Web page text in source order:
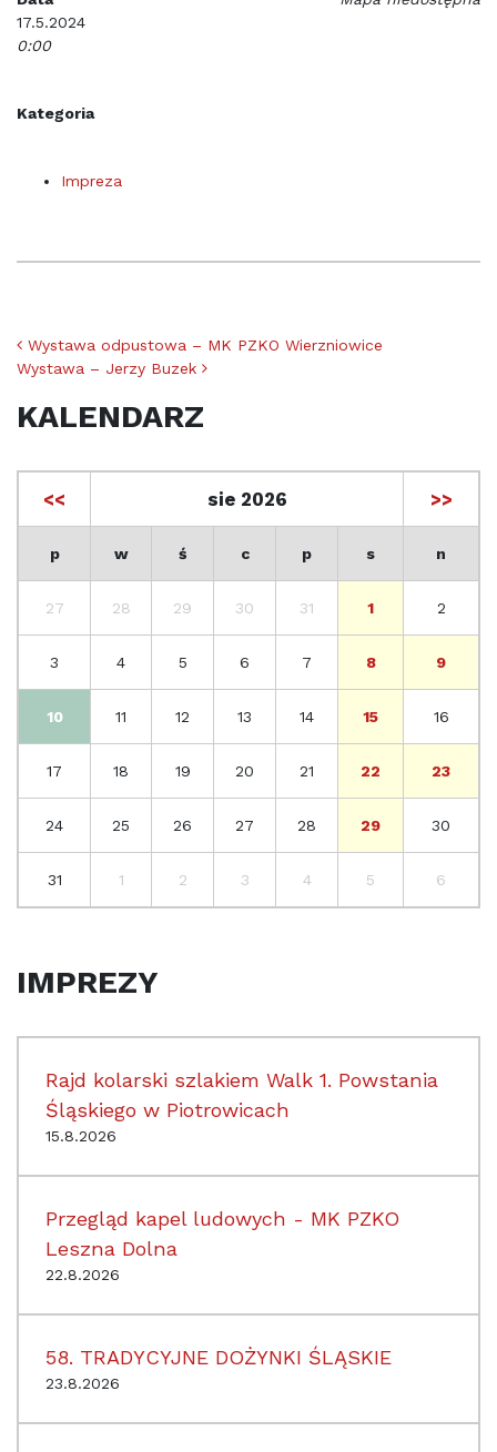
17.5.2024
0:00
Kategoria
Impreza
Nawigacja po artykułach
Wystawa odpustowa – MK PZKO Wierzniowice
Wystawa – Jerzy Buzek
KALENDARZ
<< sie 2026 >>
p w ś c p s n
27 28 29 30 31 1 2
3 4 5 6 7 8 9
10 11 12 13 14 15 16
17 18 19 20 21 22 23
24 25 26 27 28 29 30
31 1 2 3 4 5 6
IMPREZY
Rajd kolarski szlakiem Walk 1. Powstania
Śląskiego w Piotrowicach
15.8.2026
Przegląd kapel ludowych - MK PZKO
Leszna Dolna
22.8.2026
58. TRADYCYJNE DOŻYNKI ŚLĄSKIE
23.8.2026